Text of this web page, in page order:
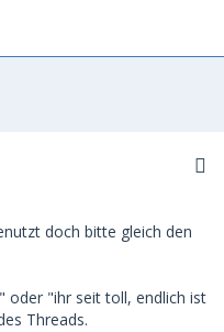
doch bitte gleich den
oder "ihr seit toll, endlich ist
Threads.